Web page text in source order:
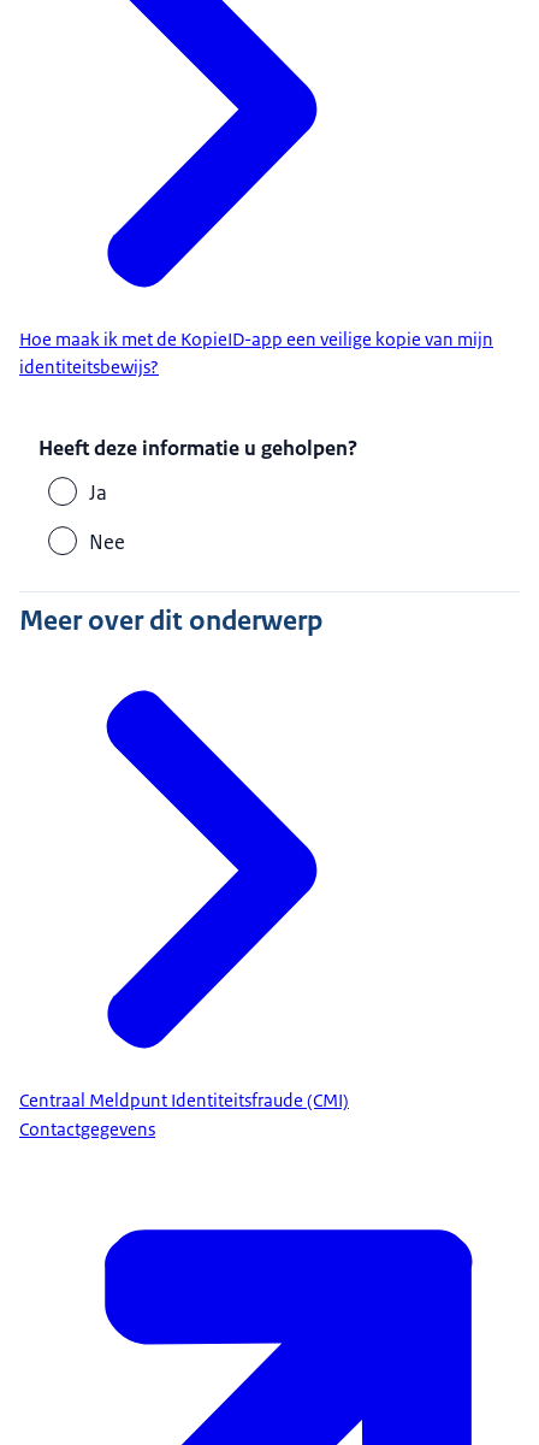
Hoe maak ik met de KopieID-app een veilige kopie van mijn
identiteitsbewijs?
Heeft deze informatie u geholpen?
Ja
Nee
Meer over dit onderwerp
Centraal Meldpunt Identiteitsfraude (CMI)
Contactgegevens